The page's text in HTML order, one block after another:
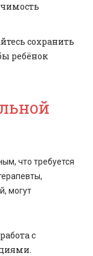
сохранить
ребёнок
что требуется
могут
с